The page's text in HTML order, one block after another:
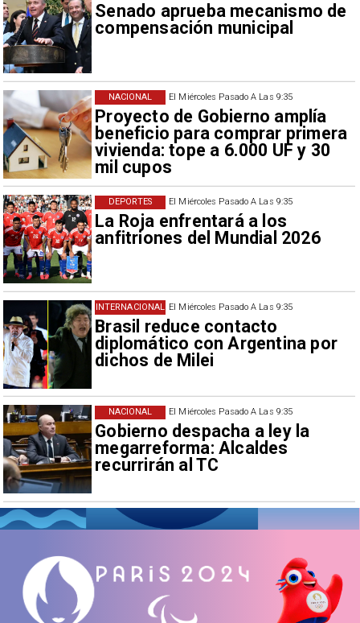
Senado aprueba mecanismo de
compensación municipal
El Miércoles Pasado A Las 9:35
Proyecto de Gobierno amplía
beneficio para comprar primera
vivienda: tope a 6.000 UF y 30
mil cupos
NACIONAL
El Miércoles Pasado A Las 9:35
La Roja enfrentará a los
anfitriones del Mundial 2026
DEPORTES
El Miércoles Pasado A Las 9:35
Brasil reduce contacto
diplomático con Argentina por
dichos de Milei
INTERNACIONAL
El Miércoles Pasado A Las 9:35
Gobierno despacha a ley la
megarreforma: Alcaldes
recurrirán al TC
NACIONAL